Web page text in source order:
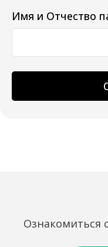
Имя и Отчество
Ознакомиться